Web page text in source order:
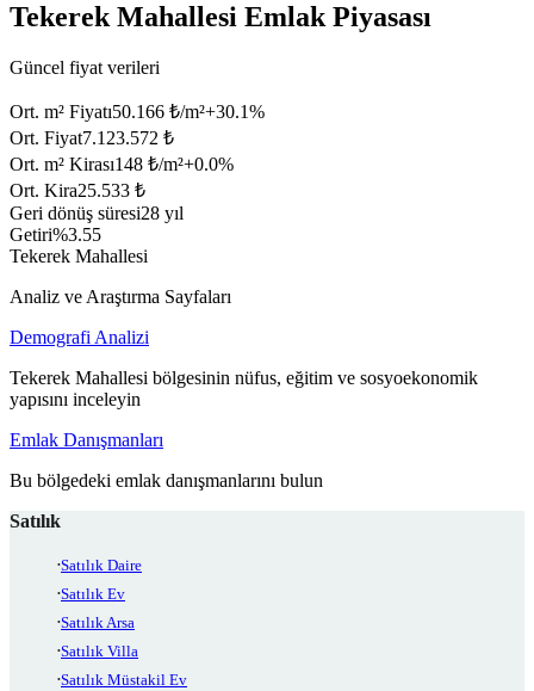
Tekerek Mahallesi Emlak Piyasası
Güncel fiyat verileri
Ort. m² Fiyatı50.166 ₺/m²+30.1%
Ort. Fiyat7.123.572 ₺
Ort. m² Kirası148 ₺/m²+0.0%
Ort. Kira25.533 ₺
Geri dönüş süresi28 yıl
Getiri%3.55
Tekerek Mahallesi
Analiz ve Araştırma Sayfaları
Demografi Analizi
Tekerek Mahallesi bölgesinin nüfus, eğitim ve sosyoekonomik
yapısını inceleyin
Emlak Danışmanları
Bu bölgedeki emlak danışmanlarını bulun
Satılık
Satılık Daire
Satılık Ev
Satılık Arsa
Satılık Villa
Satılık Müstakil Ev